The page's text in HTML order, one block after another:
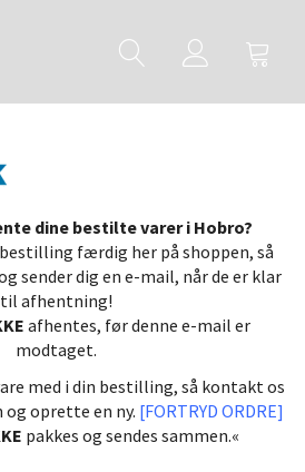
dine bestilte varer i Hobro?
færdig her på shoppen, så
sender dig en e-mail, når de er klar
til afhentning!
afhentes, før denne e-mail er
modtaget.
med i din bestilling, så kontakt os
oprette en ny. [FORTRYD ORDRE]
pakkes og sendes sammen.«